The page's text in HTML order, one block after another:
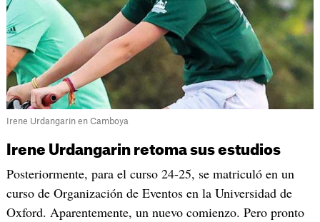
Irene Urdangarin en Camboya
Irene Urdangarin retoma sus estudios
Posteriormente, para el curso 24-25, se matriculó en un
curso de Organización de Eventos en la Universidad de
Oxford. Aparentemente, un nuevo comienzo. Pero pronto